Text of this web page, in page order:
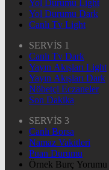
Yol Durumu Light
Yol Durumu Dark
Canlı Tv Light
SERVİS 1
Canlı Tv Dark
Yayın Akışları Light
Yayın Akışları Dark
Nöbetçi Eczaneler
Son Dakika
SERVİS 3
Canlı Borsa
Namaz Vakitleri
Puan Durumu
Örnek Burç Yorumu